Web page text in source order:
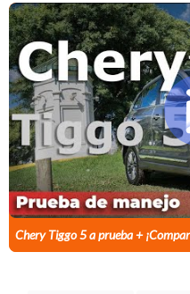
Chery Tiggo 5 a prueba +